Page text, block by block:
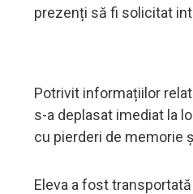
prezenți să fi solicitat
Potrivit informațiilor
s-a deplasat imediat la
cu pierderi de memorie
Eleva a fost